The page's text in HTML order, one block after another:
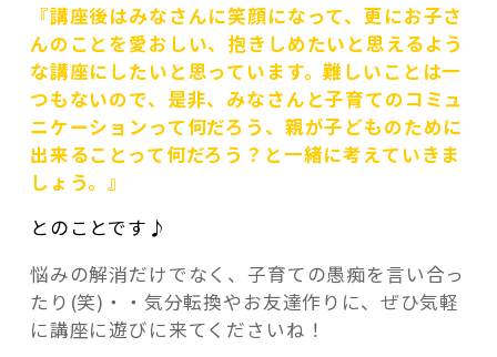
『講座後はみなさんに笑顔になって、更にお子さ
んのことを愛おしい、抱きしめたいと思えるよう
な講座にしたいと思っています。難しいことは一
つもないので、是非、みなさんと子育てのコミュ
ニケーションって何だろう、親が子どものために
出来ることって何だろう？と一緒に考えていきま
しょう。』
とのことです♪
悩みの解消だけでなく、子育ての愚痴を言い合っ
たり(笑)・・気分転換やお友達作りに、ぜひ気軽
に講座に遊びに来てくださいね！